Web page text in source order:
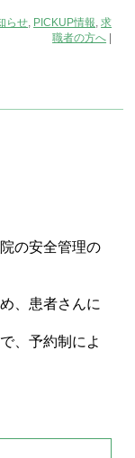
らせ PICKUP情報 ,求
職者の方へ |
の安全管理の
、患者さんに
、予約制によ